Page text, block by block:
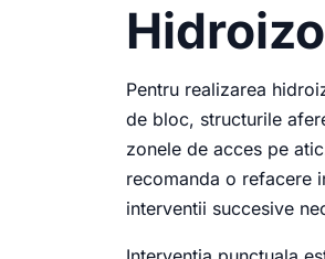
Pentru realizarea
de bloc, structurile
zonele de acces pe
recomanda o refacere
interventii succesive